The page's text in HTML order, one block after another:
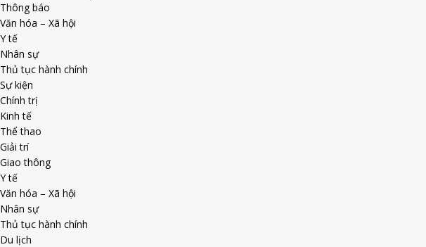
Thông báo
Văn hóa – Xã hội
Y tế
Nhân sự
Thủ tục hành chính
Sự kiện
Chính trị
Kinh tế
Thể thao
Giải trí
Giao thông
Y tế
Văn hóa – Xã hội
Nhân sự
Thủ tục hành chính
Du lịch